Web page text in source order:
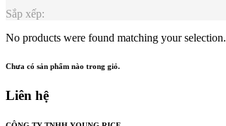
Sắp xếp:
No products were found matching your selection.
Chưa có sản phẩm nào trong giỏ.
Liên hệ